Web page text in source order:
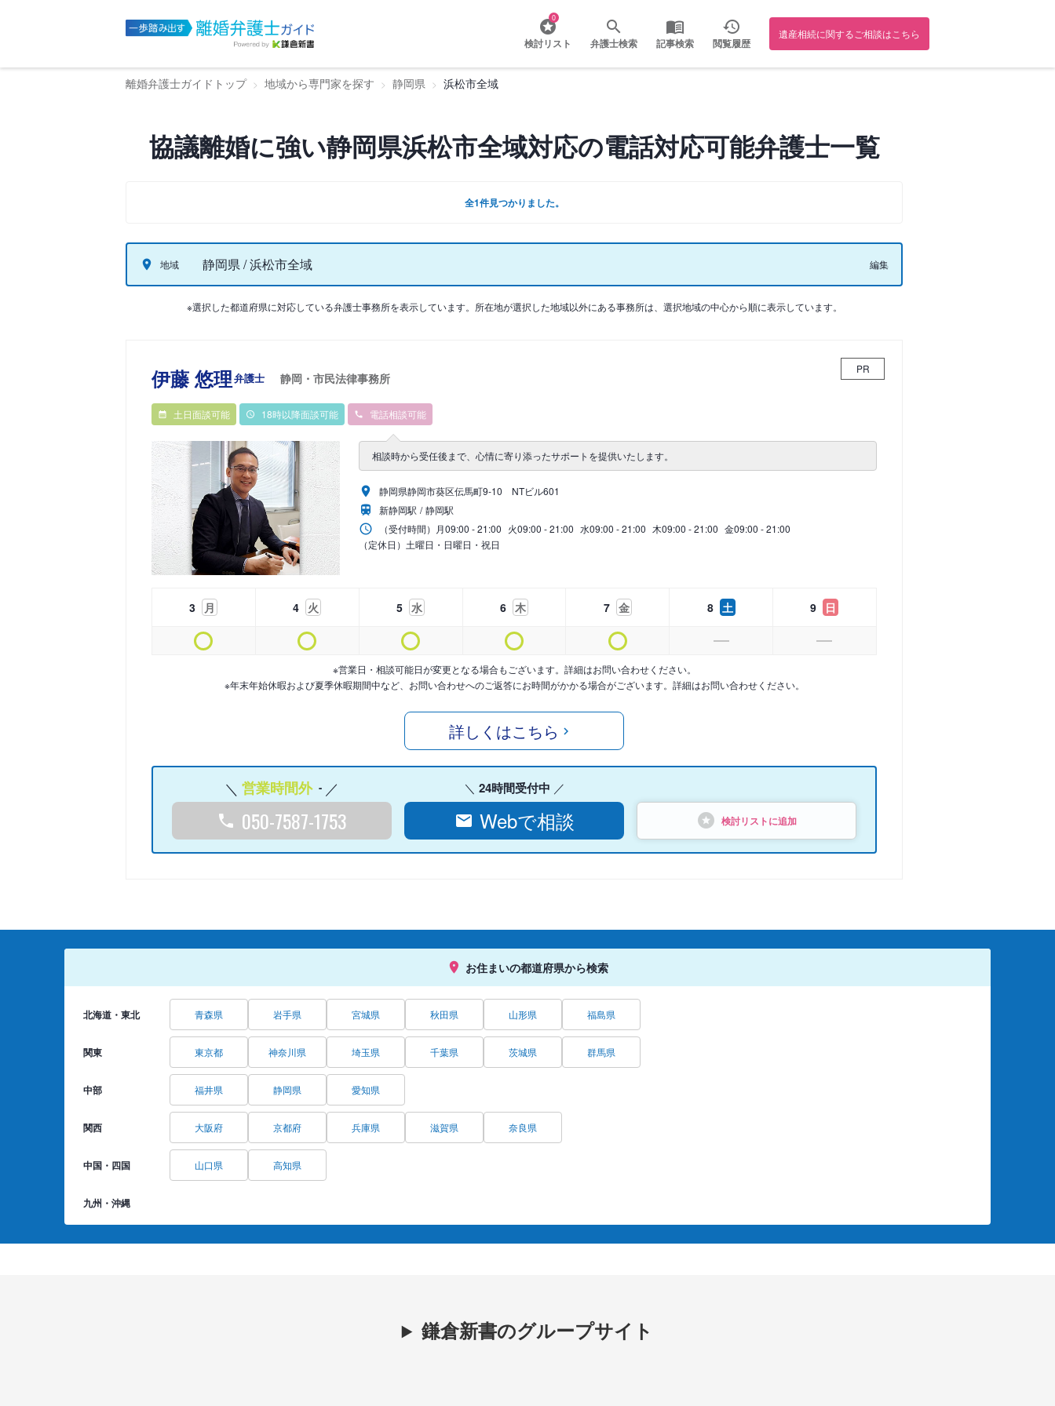
0
検討リスト 弁護士検索 記事検索 閲覧履歴
遺産相続に関するご相談はこちら
離婚弁護士ガイドトップ 地域から専門家を探す 静岡県 浜松市全域
協議離婚に強い静岡県浜松市全域対応の電話対応可能弁護士一覧
全1件見つかりました。
地域 静岡県 / 浜松市全域 編集
※選択した都道府県に対応している弁護士事務所を表示しています。所在地が選択した地域以外にある事務所は、選択地域の中心から順に表示しています。
伊藤 悠理弁護士 静岡・市民法律事務所
PR
土日面談可能 18時以降面談可能 電話相談可能
相談時から受任後まで、心情に寄り添ったサポートを提供いたします。
静岡県静岡市葵区伝馬町9‐10 NTビル601
新静岡駅
静岡駅
（受付時間） 月09:00 - 21:00 火09:00 - 21:00 水09:00 - 21:00 木09:00 - 21:00 金09:00 - 21:00
（定休日）土曜日・日曜日・祝日
3 月 4 火 5 水 6 木 7 金 8 土 9 日
※営業日・相談可能日が変更となる場合もございます。詳細はお問い合わせください。
※年末年始休暇および夏季休暇期間中など、お問い合わせへのご返答にお時間がかかる場合がございます。詳細はお問い合わせください。
詳しくはこちら
営業時間外 -
050-7587-1753
24時間受付中
Webで相談 検討リストに追加
お住まいの都道府県から検索
北海道・東北 青森県 岩手県 宮城県 秋田県 山形県 福島県
関東 東京都 神奈川県 埼玉県 千葉県 茨城県 群馬県
中部 福井県 静岡県 愛知県
関西 大阪府 京都府 兵庫県 滋賀県 奈良県
中国・四国 山口県 高知県
九州・沖縄
鎌倉新書のグループサイト